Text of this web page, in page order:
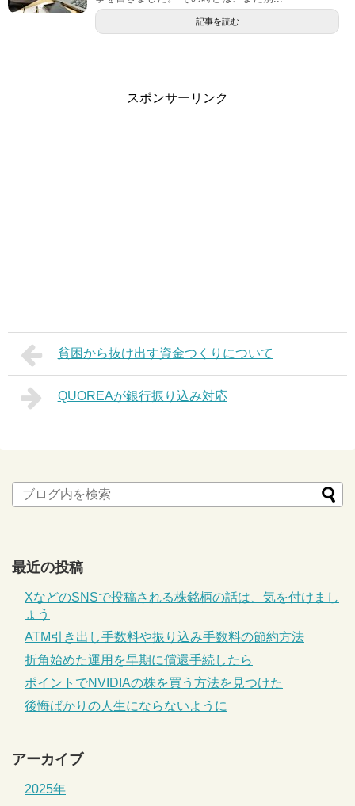
記事を読む
スポンサーリンク
貧困から抜け出す資金つくりについて
QUOREAが銀行振り込み対応
最近の投稿
XなどのSNSで投稿される株銘柄の話は、気を付けまし
ょう
ATM引き出し手数料や振り込み手数料の節約方法
折角始めた運用を早期に償還手続したら
ポイントでNVIDIAの株を買う方法を見つけた
後悔ばかりの人生にならないように
アーカイブ
2025年